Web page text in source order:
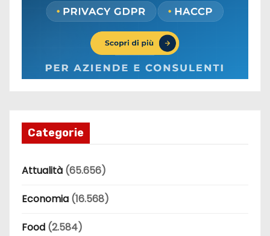
Categorie
Attualità (65.656)
Economia (16.568)
Food (2.584)